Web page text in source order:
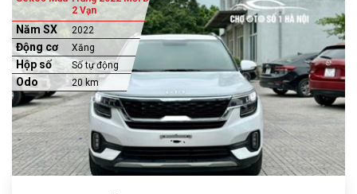
2 Vạn
Năm SX 2022
Động cơ Xăng
Hộp số Số tự động
Odo 20 km